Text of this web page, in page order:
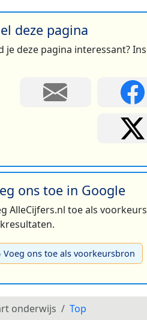
deze pagina
je deze pagina interessant?
ons toe in Google
AlleCijfers.nl toe als
Voeg ons toe als voorkeursbron
onderwijs Top